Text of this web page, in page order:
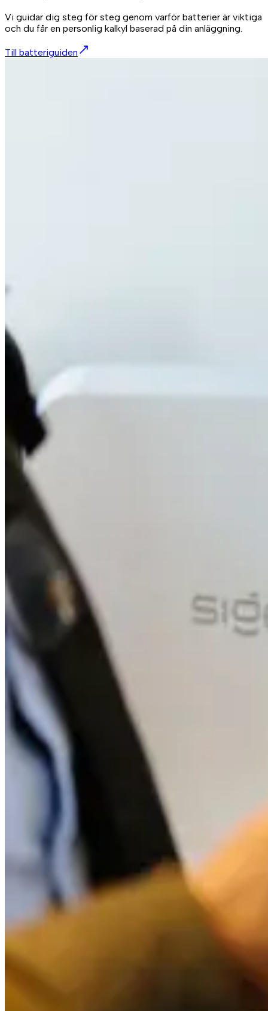
Vi guidar dig steg för steg genom varför batterier är viktiga
och du får en personlig kalkyl baserad på din anläggning.
Till batteriguiden